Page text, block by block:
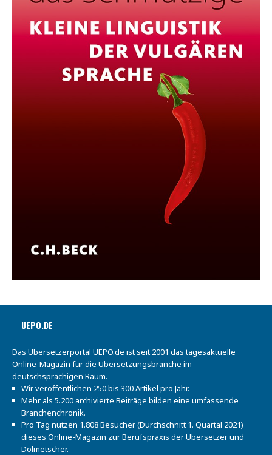
UEPO.DE
Das Übersetzerportal UEPO.de ist seit 2001 das tagesaktuelle
Online-Magazin für die Übersetzungsbranche im
deutschsprachigen Raum.
Wir veröffentlichen 250 bis 300 Artikel pro Jahr.
Mehr als 5.200 archivierte Beiträge bilden eine umfassende
Branchenchronik.
Pro Tag nutzen 1.808 Besucher (Durchschnitt 1. Quartal 2021)
dieses Online-Magazin zur Berufspraxis der Übersetzer und
Dolmetscher.